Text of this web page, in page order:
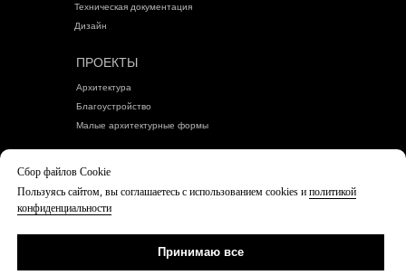
Сбор файлов Cookie
Пользуясь сайтом, вы соглашаетесь с использованием cookies и политикой
конфиденциальности
Принимаю все
Политика конфиденциальности
ПРОЕКТЫ
Техническая документация
Дизайн
Архитектура
Благоустройство
Малые архитектурные формы